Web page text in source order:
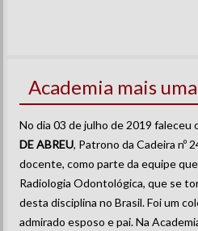
Academia mais
No dia 03 de julho de 2019 faleceu
DE ABREU, Patrono da Cadeira nº
docente, como parte da equipe
Radiologia Odontológica, que se
desta disciplina no Brasil. Foi um
admirado esposo e pai. Na